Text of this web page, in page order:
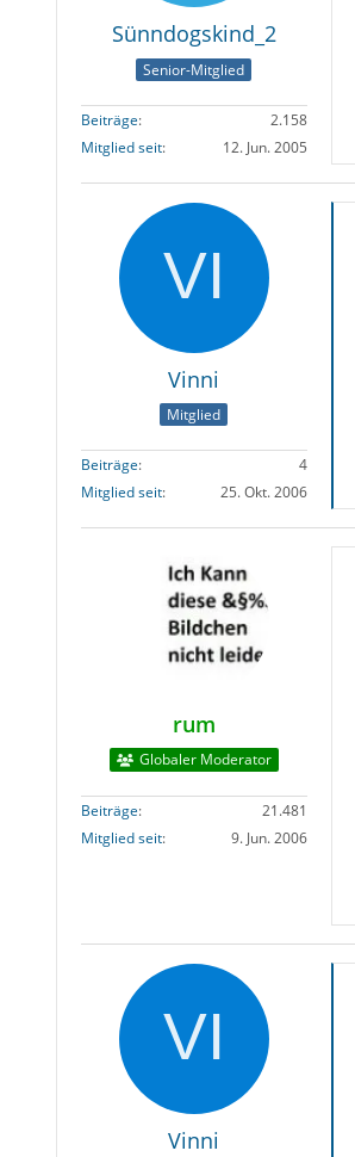
Sünndogskind_2
Senior-Mitglied
Beiträge
2.158
Mitglied seit
12. Jun. 2005
Vinni
Mitglied
Beiträge
4
Mitglied seit
25. Okt. 2006
rum
Globaler Moderator
Beiträge
21.481
Mitglied seit
9. Jun. 2006
Vinni